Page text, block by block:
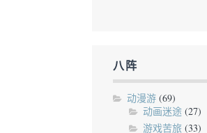
八阵
动漫游(69)
动画迷途(27)
游戏苦旅(33)